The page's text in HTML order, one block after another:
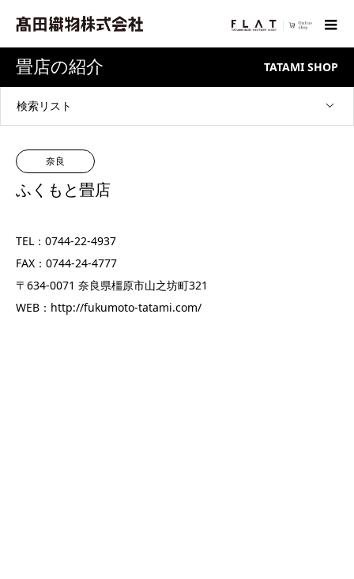
畳店の紹介 TATAMI SHOP
検索リスト
奈良
ふくもと畳店
TEL：0744-22-4937
FAX：0744-24-4777
〒634-0071 奈良県橿原市山之坊町321
WEB： http://fukumoto-tatami.com/